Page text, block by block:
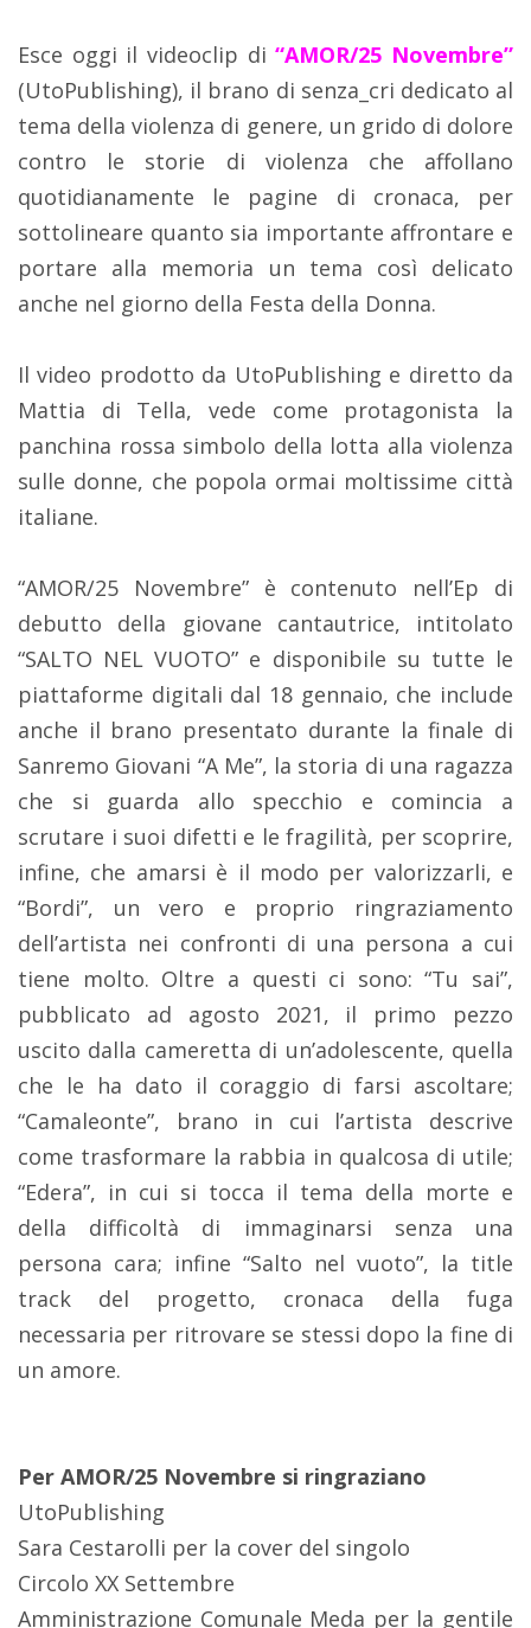
Esce oggi il videoclip di“AMOR/25 Novembre”
(UtoPublishing), il brano di senza_cri dedicato al
tema della violenza di genere, un grido di dolore
contro le storie di violenza che affollano
quotidianamente le pagine di cronaca, per
sottolineare quanto sia importante affrontare e
portare alla memoria un tema così delicato
anche nel giorno della Festa della Donna.
Il video prodotto da UtoPublishing e diretto da
Mattia di Tella, vede come protagonista la
panchina rossa simbolo della lotta alla violenza
sulle donne, che popola ormai moltissime città
italiane.
“AMOR/25 Novembre” è contenuto nell’Ep di
debutto della giovane cantautrice, intitolato
“SALTO NEL VUOTO” e disponibile su tutte le
piattaforme digitali dal 18 gennaio, che include
anche il brano presentato durante la finale di
Sanremo Giovani “A Me”, la storia di una ragazza
che si guarda allo specchio e comincia a
scrutare i suoi difetti e le fragilità, per scoprire,
infine, che amarsi è il modo per valorizzarli, e
“Bordi”, un vero e proprio ringraziamento
dell’artista nei confronti di una persona a cui
tiene molto. Oltre a questi ci sono: “Tu sai”,
pubblicato ad agosto 2021, il primo pezzo
uscito dalla cameretta di un’adolescente, quella
che le ha dato il coraggio di farsi ascoltare;
“Camaleonte”, brano in cui l’artista descrive
come trasformare la rabbia in qualcosa di utile;
“Edera”, in cui si tocca il tema della morte e
della difficoltà di immaginarsi senza una
persona cara; infine “Salto nel vuoto”, la title
track del progetto, cronaca della fuga
necessaria per ritrovare se stessi dopo la fine di
un amore.
Per AMOR/25 Novembre si ringraziano
UtoPublishing
Sara Cestarolli per la cover del singolo
Circolo XX Settembre
Amministrazione Comunale Meda per la gentile